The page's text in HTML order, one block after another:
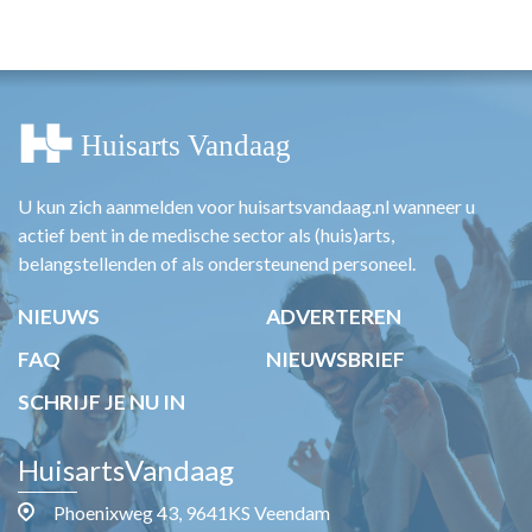
TARIEVEN
MEDISCHE VAKHANDEL
REGISTRATIE
U kun zich aanmelden voor huisartsvandaag.nl wanneer u
actief bent in de medische sector als (huis)arts,
belangstellenden of als ondersteunend personeel.
NIEUWS
ADVERTEREN
FAQ
NIEUWSBRIEF
SCHRIJF JE NU IN
HuisartsVandaag
Phoenixweg 43, 9641KS Veendam